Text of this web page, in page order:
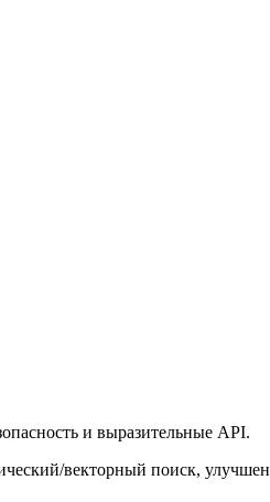
и выразительные API.
векторный поиск,